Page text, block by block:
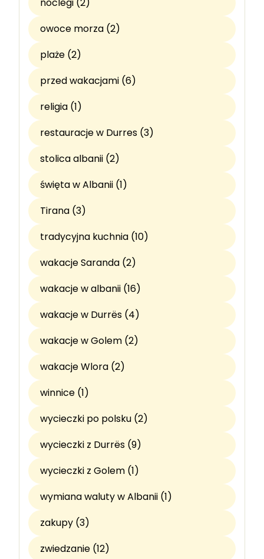
owoce morza (2)
plaże (2)
przed wakacjami (6)
religia (1)
restauracje w Durres (3)
stolica albanii (2)
święta w Albanii (1)
Tirana (3)
tradycyjna kuchnia (10)
wakacje Saranda (2)
wakacje w albanii (16)
wakacje w Durrës (4)
wakacje w Golem (2)
wakacje Wlora (2)
winnice (1)
wycieczki po polsku (2)
wycieczki z Durrës (9)
wycieczki z Golem (1)
wymiana waluty w Albanii (1)
zakupy (3)
zwiedzanie (12)